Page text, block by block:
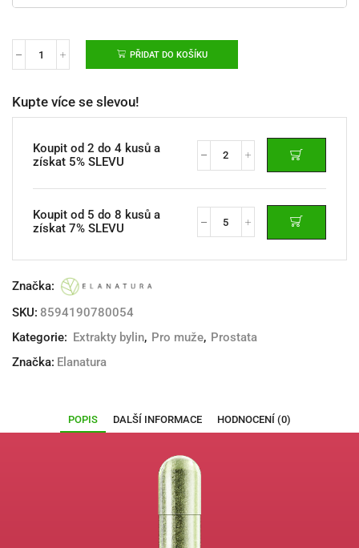
PŘIDAT DO KOŠÍKU
Kupte více se slevou!
Koupit od 2 do 4 kusů a
získat 5% SLEVU
Koupit od 5 do 8 kusů a
získat 7% SLEVU
Značka:
SKU: 8594190780054
Kategorie: Extrakty bylin, Pro muže, Prostata
Značka: Elanatura
POPIS DALŠÍ INFORMACE HODNOCENÍ (0)